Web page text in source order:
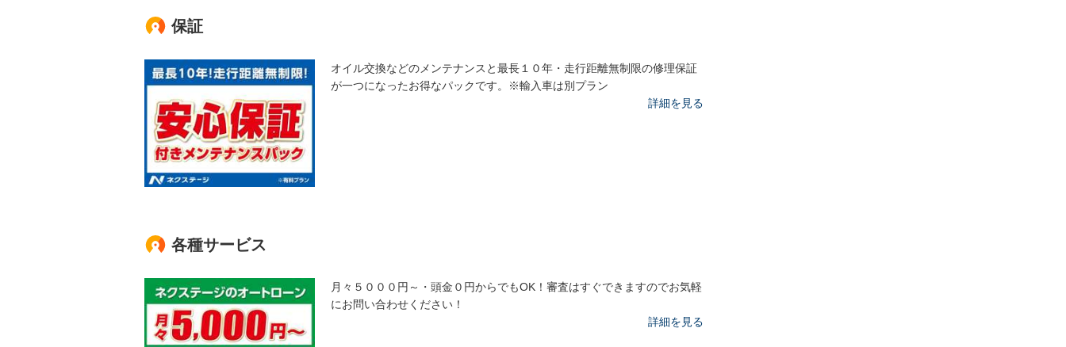
保証
オイル交換などのメンテナンスと最長１０年・走行距離無制限の修理保証
が一つになったお得なパックです。※輸入車は別プラン
詳細を見る
各種サービス
月々５０００円～・頭金０円からでもOK！審査はすぐできますのでお気軽
にお問い合わせください！
詳細を見る